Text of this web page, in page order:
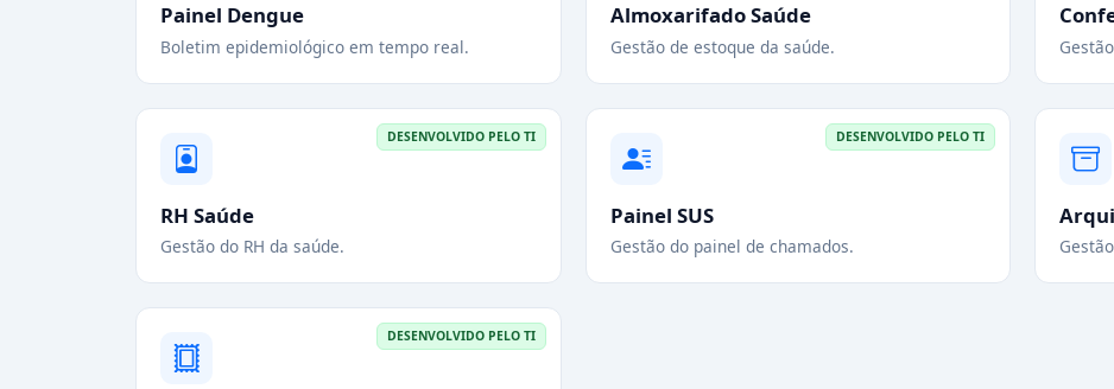
Painel Dengue
Boletim epidemiológico em tempo real.
Almoxarifado Saúde
Gestão de estoque da saúde.
DESENVOLVIDO PELO TI
RH Saúde
Gestão do RH da saúde.
DESENVOLVIDO PELO TI
Painel SUS
Gestão do painel de chamados.
DESENVOLVIDO PELO TI